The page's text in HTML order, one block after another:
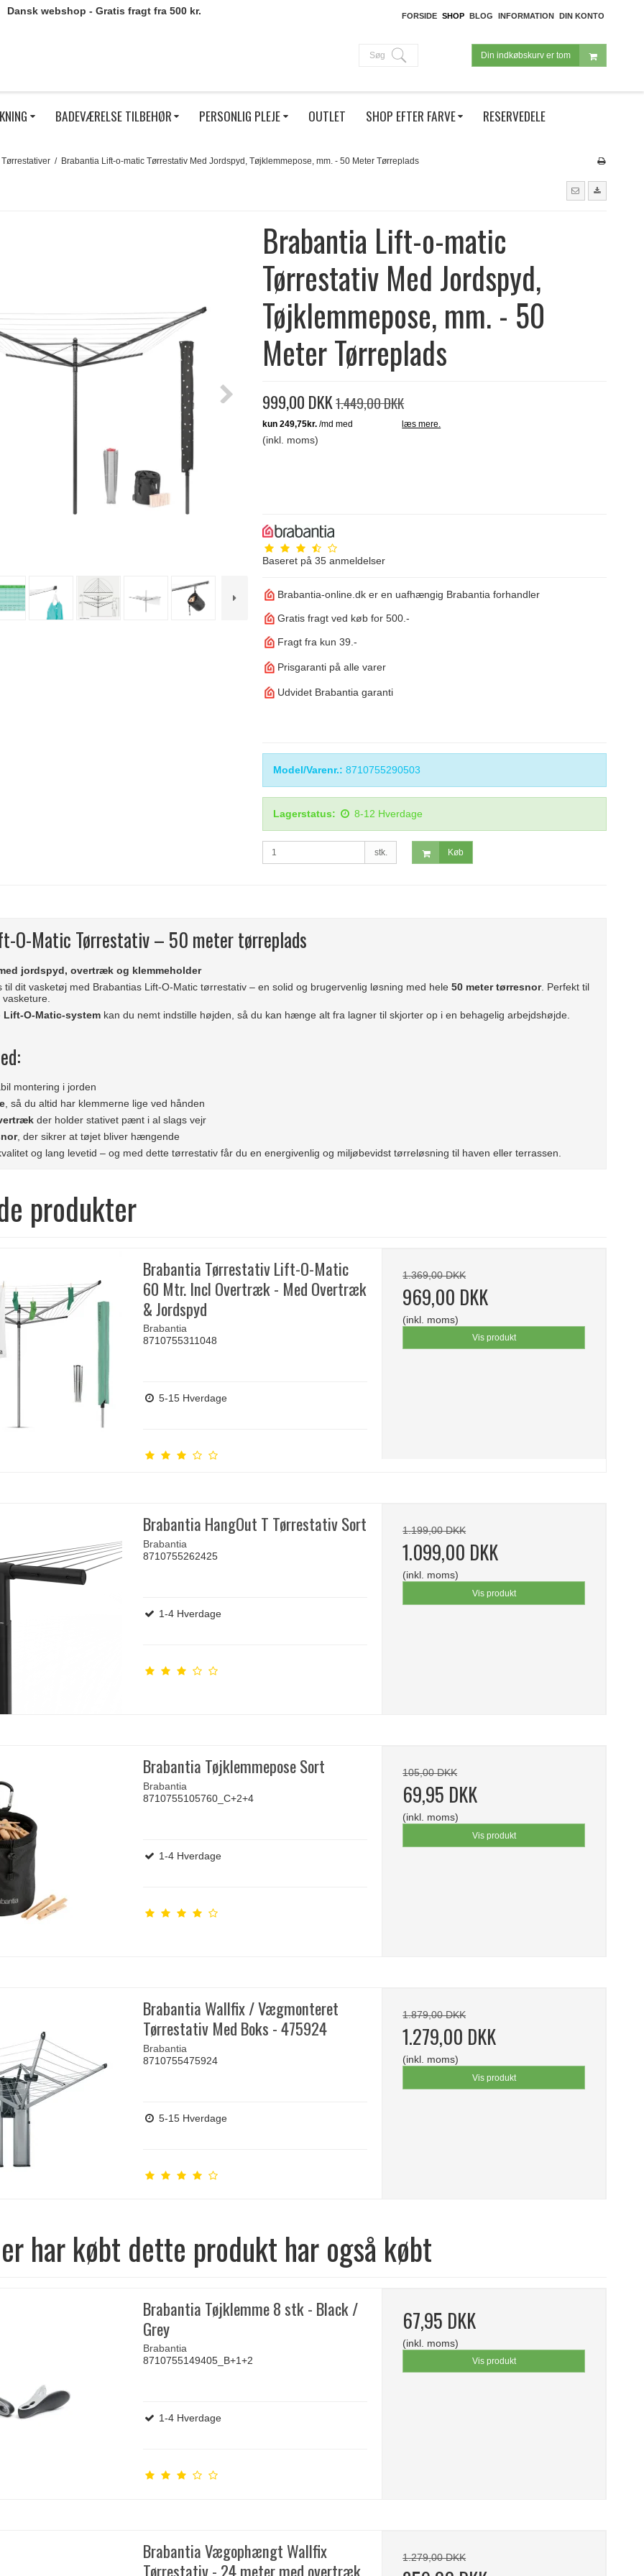
Dansk webshop - Gratis fragt fra 500 kr. FORSIDE SHOP BLOG INFORMATION DIN KONTO
Din indkøbskurv er tom
Søg
BADEVÆRELSE TILBEHØR PERSONLIG PLEJE OUTLET SHOP EFTER FARVE RESERVEDELE
/ Brabantia Lift-o-matic Tørrestativ Med Jordspyd, Tøjklemmepose, mm. - 50 Meter Tørreplads
Brabantia Lift-o-matic
Tørrestativ Med Jordspyd,
Tøjklemmepose, mm. - 50
Meter Tørreplads
999,00 DKK1.449,00 DKK
(inkl. moms)
Baseret på 35 anmeldelser
Brabantia-online.dk er en uafhængig Brabantia forhandler
Gratis fragt ved køb for 500.-
Fragt fra kun 39.-
Prisgaranti på alle varer
Udvidet Brabantia garanti
Model/Varenr.: 8710755290503
Lagerstatus: 8-12 Hverdage
stk. Køb
O-Matic Tørrestativ – 50 meter tørreplads
jordspyd, overtræk og klemmeholder
til dit vasketøj med Brabantias Lift-O-Matic tørrestativ – en solid og brugervenlig løsning med hele50 meter tørresnor. Perfekt til
Lift-O-Matic-system kan du nemt indstille højden, så du kan hænge alt fra lagner til skjorter op i en behagelig arbejdshøjde.
montering i jorden
, så du altid har klemmerne lige ved hånden
der holder stativet pænt i al slags vejr
, der sikrer at tøjet bliver hængende
og lang levetid – og med dette tørrestativ får du en energivenlig og miljøbevidst tørreløsning til haven eller terrassen.
produkter
Brabantia Tørrestativ Lift-O-Matic
60 Mtr. Incl Overtræk - Med Overtræk
& Jordspyd
Brabantia
8710755311048
5-15 Hverdage
1.369,00 DKK
969,00 DKK
(inkl. moms)
Vis produkt
Brabantia HangOut T Tørrestativ Sort
Brabantia
8710755262425
1-4 Hverdage
1.199,00 DKK
1.099,00 DKK
(inkl. moms)
Vis produkt
Brabantia Tøjklemmepose Sort
Brabantia
8710755105760_C+2+4
1-4 Hverdage
105,00 DKK
69,95 DKK
(inkl. moms)
Vis produkt
Brabantia Wallfix / Vægmonteret
Tørrestativ Med Boks - 475924
Brabantia
8710755475924
5-15 Hverdage
1.879,00 DKK
1.279,00 DKK
(inkl. moms)
Vis produkt
har købt dette produkt har også købt
Brabantia Tøjklemme 8 stk - Black /
Grey
Brabantia
8710755149405_B+1+2
1-4 Hverdage
67,95 DKK
(inkl. moms)
Vis produkt
Brabantia Vægophængt Wallfix
Tørrestativ - 24 meter med overtræk
1.279,00 DKK